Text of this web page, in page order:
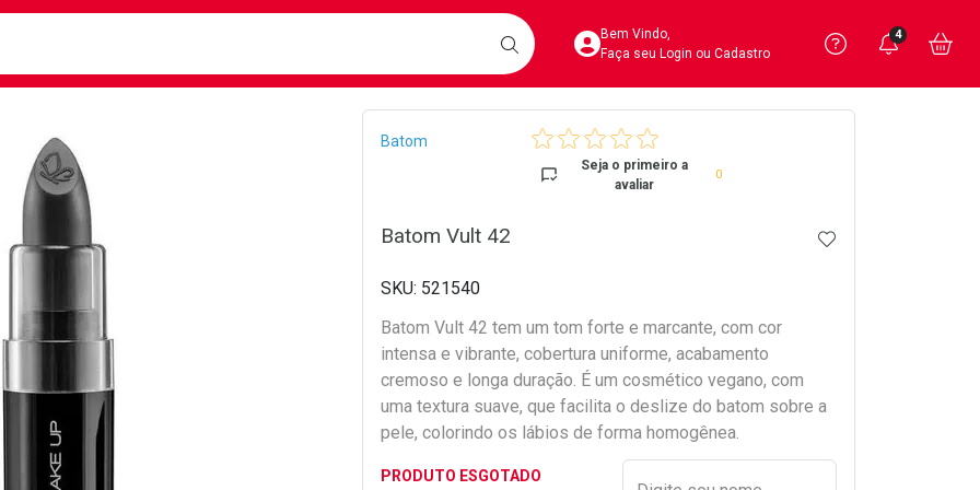
BUSCARAcesse sua Conta
Bem Vindo,
Faça seu Login ou Cadastro
Precisa
Ver Recursos
Você
4
Breadcrumb
Batom
Seja o primeiro a
avaliar
0
Batom Vult 42 ADICIONAR AOS
521540
Batom Vult 42 tem um tom forte e marcante, com cor
intensa e vibrante, cobertura uniforme, acabamento
cremoso e longa duração. É um cosmético vegano, com
uma textura suave, que facilita o deslize do batom sobre a
pele, colorindo os lábios de forma homogênea.
PRODUTO ESGOTADO Preencher nome e email